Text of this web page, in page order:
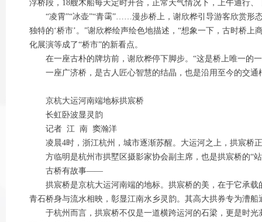
浮桥段，18艘木船每天定时开合，正常天气情况下，上午通行
“凌霄”“冰壶”“青霭”……漫步桥上，谢欣桦引导游客欣赏形态
独特的‘桥市’。”谢欣桦绘声绘色地描述，“想象一下，古时桥
化展演等成了“桥市”的新看点。
在一座古朴的牌坊前，谢欣桦停下脚步。“这是桥上唯一的一
一座广济桥，是古人匠心智慧的结晶，也是沿用至今的交通
京杭大运河南端地标拱宸桥
长虹卧波显灵韵
记者 江 南 窦瀚洋
凌晨4时，浙江杭州，城市逐渐苏醒。大运河之上，拱宸桥正
方临明是杭州市拱墅区摄影家协会副主席，也是拱宸桥的“
古桥有故事——
拱宸桥是京杭大运河南端的地标。拱宸桥的美，在于它承载
青石桥身与流水相映，彰显江南水乡灵韵。其高大拱券专为漕
于杭州而言，拱宸桥不仅是一道横跨运河的石梁，更是时光